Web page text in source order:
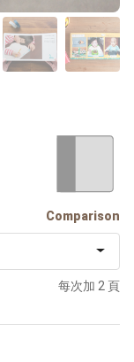
Comparison
每次加 2 頁